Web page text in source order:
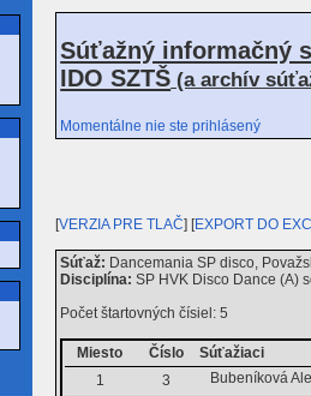
Súťažný informačný
IDO SZTŠ (a archív
Momentálne nie ste prihlásený
[VERZIA PRE TLAČ] [EXPORT DO
Súťaž: Dancemania SP disco,
Disciplína: SP HVK Disco Dance (A)
Počet štartovných čísiel: 5
Miesto Číslo
Súťažiaci
1
3
Bubeníková